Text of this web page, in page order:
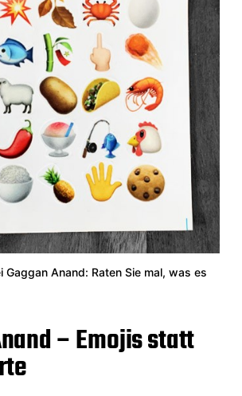
Gaggan Anand: Raten Sie mal, was es
– Emojis statt